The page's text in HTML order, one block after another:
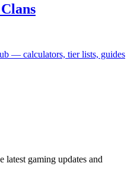
— calculators, tier lists, guides
latest gaming updates and